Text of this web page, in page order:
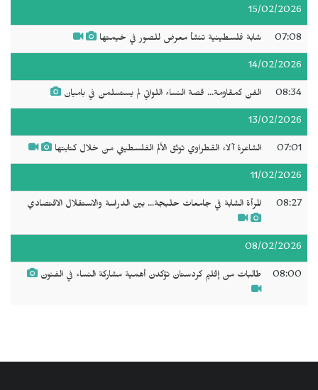
15/02/2026
07:08 شابة فلسطينية تنشأ معرض للصور في خيمتها
14/02/2026
08:34 الفن كمقاومة... قصة النساء اللواتي لم يستسلمن في باميان
13/02/2026
07:01 الشاعرة آلاء القطراوي توثق الألم الفلسطيني من خلال كتابتها
11/02/2026
08:27 المرأة الشابة في جامعات حلبجة... بين الدراسة والاستقلال الاقتصادي
08/02/2026
08:00 طالبات من إقليم كردستان تؤكدن أهمية مشاركة النساء في الفنون